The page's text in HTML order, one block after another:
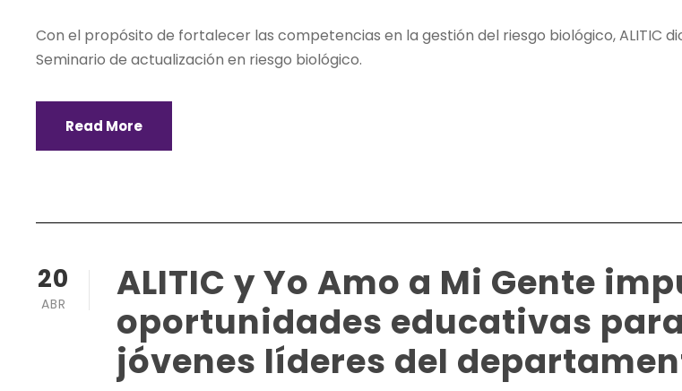
Con el propósito de fortalecer las competencias en la gestión del riesgo biológico, ALITIC
Seminario de actualización en riesgo biológico.
Read More
20
ABR
ALITIC y Yo Amo a Mi Gente
oportunidades educativas para
jóvenes líderes del